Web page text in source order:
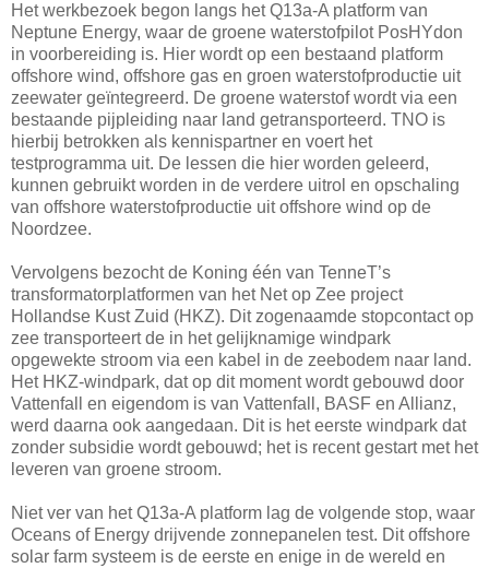
Het werkbezoek begon langs het Q13a-A platform van
Neptune Energy, waar de groene waterstofpilot PosHYdon
in voorbereiding is. Hier wordt op een bestaand platform
offshore wind, offshore gas en groen waterstofproductie uit
zeewater geïntegreerd. De groene waterstof wordt via een
bestaande pijpleiding naar land getransporteerd. TNO is
hierbij betrokken als kennispartner en voert het
testprogramma uit. De lessen die hier worden geleerd,
kunnen gebruikt worden in de verdere uitrol en opschaling
van offshore waterstofproductie uit offshore wind op de
Noordzee.
Vervolgens bezocht de Koning één van TenneT’s
transformatorplatformen van het Net op Zee project
Hollandse Kust Zuid (HKZ). Dit zogenaamde stopcontact op
zee transporteert de in het gelijknamige windpark
opgewekte stroom via een kabel in de zeebodem naar land.
Het HKZ-windpark, dat op dit moment wordt gebouwd door
Vattenfall en eigendom is van Vattenfall, BASF en Allianz,
werd daarna ook aangedaan. Dit is het eerste windpark dat
zonder subsidie wordt gebouwd; het is recent gestart met het
leveren van groene stroom.
Niet ver van het Q13a-A platform lag de volgende stop, waar
Oceans of Energy drijvende zonnepanelen test. Dit offshore
solar farm systeem is de eerste en enige in de wereld en